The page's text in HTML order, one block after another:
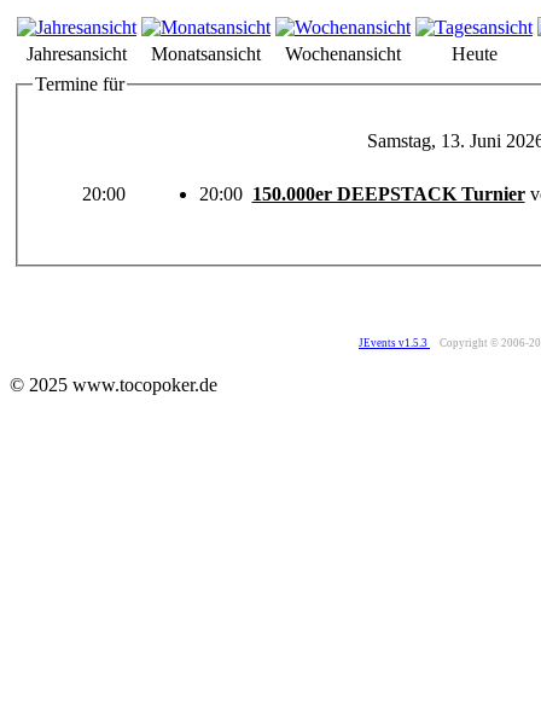
Jahresansicht Monatsansicht Wochenansicht
Heute
Termine für
Samstag, 13. Juni
20:00 20:00 150.000er DEEPSTACK Turnier
JEvents v1.5.3 Copyright © 2006-
© 2025 www.tocopoker.de